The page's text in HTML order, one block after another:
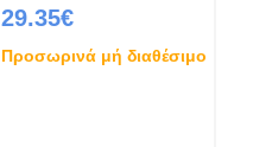
29.35€
Προσωρινά μή διαθέσιμο